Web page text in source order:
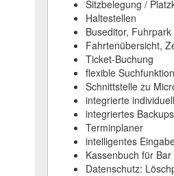
Sitzbelegung /
Haltestellen
Buseditor, Fuhrpark
Fahrtenübersicht,
Ticket-Buchung
flexible
Schnittstelle zu
integrierte
integriertes
Terminplaner
intelligentes
Kassenbuch für
Datenschutz: